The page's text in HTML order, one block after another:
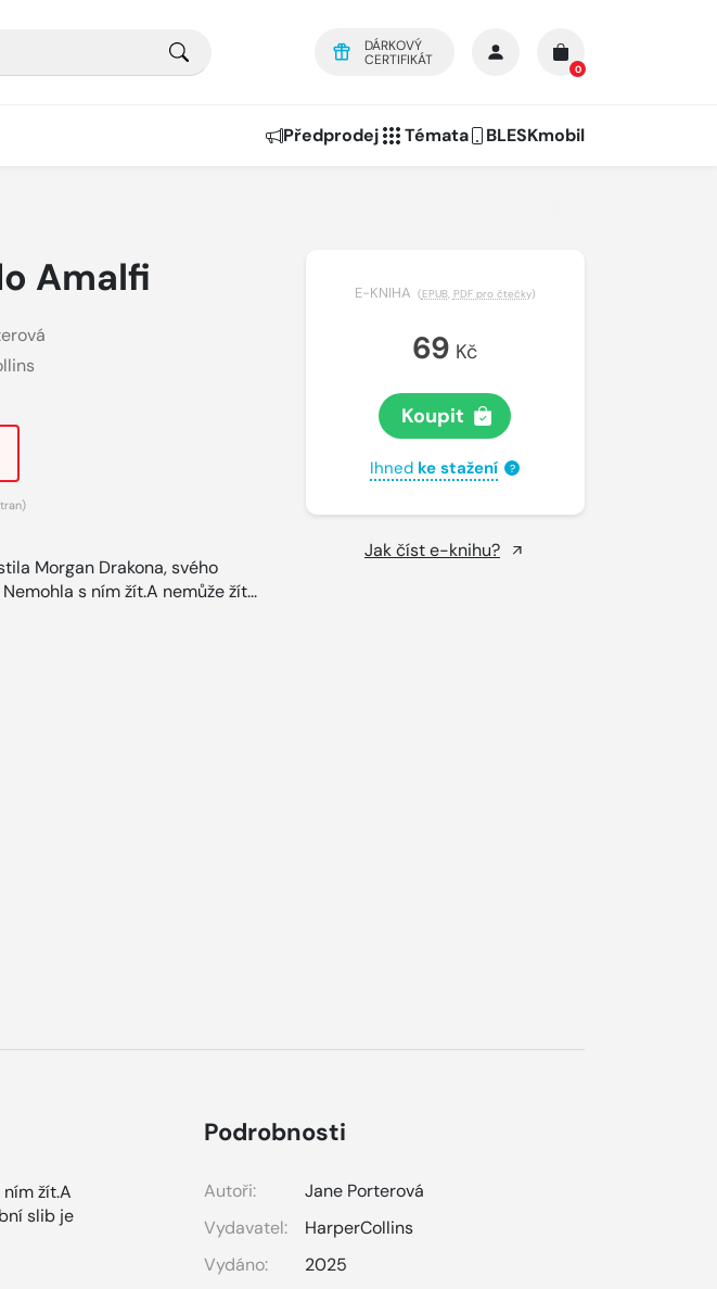
DÁRKOVÝ
CERTIFIKÁT
0
Předprodej Témata BLESKmobil
Amalfi
Morgan Drakona, svého
s ním žít.A nemůže žít...
E-KNIHA (EPUB, PDF pro čtečky)
69 Kč
Koupit
Ihned ke stažení ?
Jak číst e-knihu?
žít.A
slib je
Podrobnosti
Autoři:
Jane Porterová
Vydavatel:
HarperCollins
Vydáno:
2025